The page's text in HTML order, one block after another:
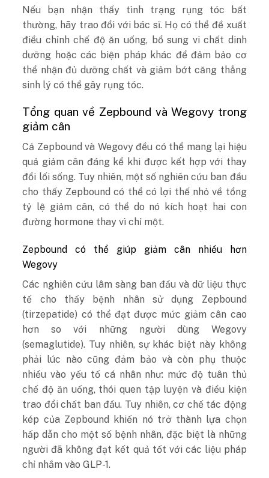
Nếu bạn nhận thấy tình trạng rụng tóc bất
thường, hãy trao đổi với bác sĩ. Họ có thể đề xuất
điều chỉnh chế độ ăn uống, bổ sung vi chất dinh
dưỡng hoặc các biện pháp khác để đảm bảo cơ
thể nhận đủ dưỡng chất và giảm bớt căng thẳng
sinh lý có thể gây rụng tóc.
Tổng quan về Zepbound và Wegovy trong
giảm cân
Cả Zepbound và Wegovy đều có thể mang lại hiệu
quả giảm cân đáng kể khi được kết hợp với thay
đổi lối sống. Tuy nhiên, một số nghiên cứu ban đầu
cho thấy Zepbound có thể có lợi thế nhỏ về tổng
tỷ lệ giảm cân, có thể do nó kích hoạt hai con
đường hormone thay vì chỉ một.
Zepbound có thể giúp giảm cân nhiều hơn
Wegovy
Các nghiên cứu lâm sàng ban đầu và dữ liệu thực
tế cho thấy bệnh nhân sử dụng Zepbound
(tirzepatide) có thể đạt được mức giảm cân cao
hơn so với những người dùng Wegovy
(semaglutide). Tuy nhiên, sự khác biệt này không
phải lúc nào cũng đảm bảo và còn phụ thuộc
nhiều vào yếu tố cá nhân như: mức độ tuân thủ
chế độ ăn uống, thói quen tập luyện và điều kiện
trao đổi chất ban đầu. Tuy nhiên, cơ chế tác động
kép của Zepbound khiến nó trở thành lựa chọn
hấp dẫn cho một số bệnh nhân, đặc biệt là những
người đã không đạt kết quả tốt với các liệu pháp
chỉ nhắm vào GLP-1.